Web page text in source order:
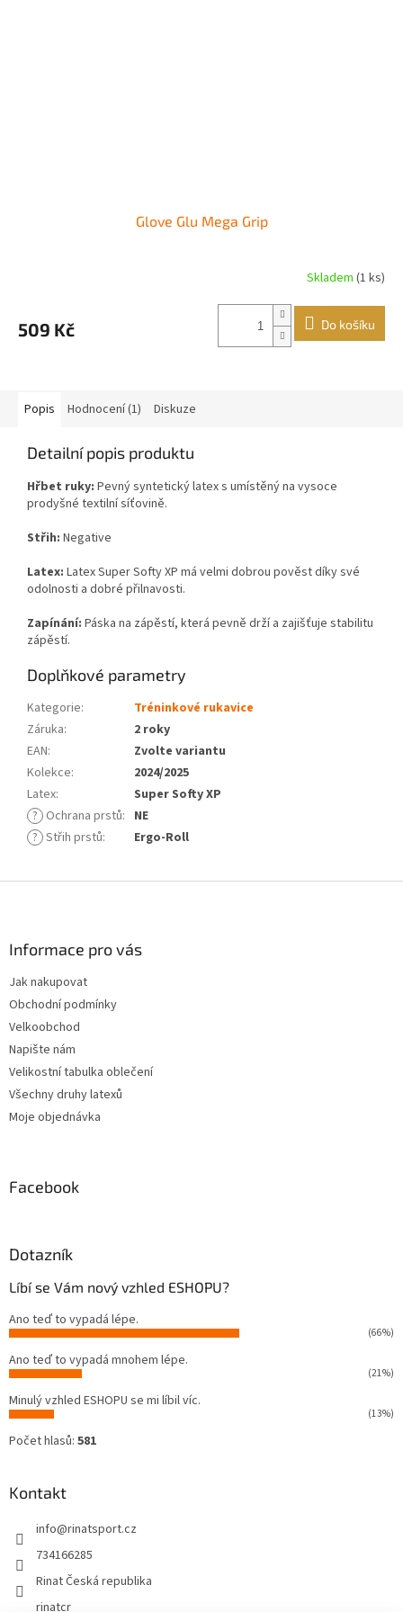
Glove Glu Mega Grip
je
hvězdiček.
Skladem(1 ks)
509 Kč Do košíku
Popis Hodnocení (1) Diskuze
Detailní popis produktu
Hřbet ruky: Pevný syntetický latex s umístěný na vysoce
prodyšné textilní síťovině.
Střih: Negative
Latex: Latex Super Softy XP má velmi dobrou pověst díky své
odolnosti a dobré přilnavosti.
Zapínání: Páska na zápěstí, která pevně drží a zajišťuje stabilitu
zápěstí.
Doplňkové parametry
Kategorie:
Tréninkové rukavice
Záruka:
2 roky
EAN:
Zvolte variantu
Kolekce:
2024/2025
Latex:
Super Softy XP
? Ochrana prstů: NE
? Střih prstů: Ergo-Roll
Informace pro vás
Jak nakupovat
Obchodní podmínky
Velkoobchod
Napište nám
Velikostní tabulka oblečení
Všechny druhy latexů
Moje objednávka
Facebook
Dotazník
Líbí se Vám nový vzhled ESHOPU?
Ano teď to vypadá lépe.
(66%)
Ano teď to vypadá mnohem lépe.
(21%)
Minulý vzhled ESHOPU se mi líbil víc.
(13%)
Počet hlasů: 581
Kontakt
info@rinatsport.cz
734166285
Rinat Česká republika
rinatcr